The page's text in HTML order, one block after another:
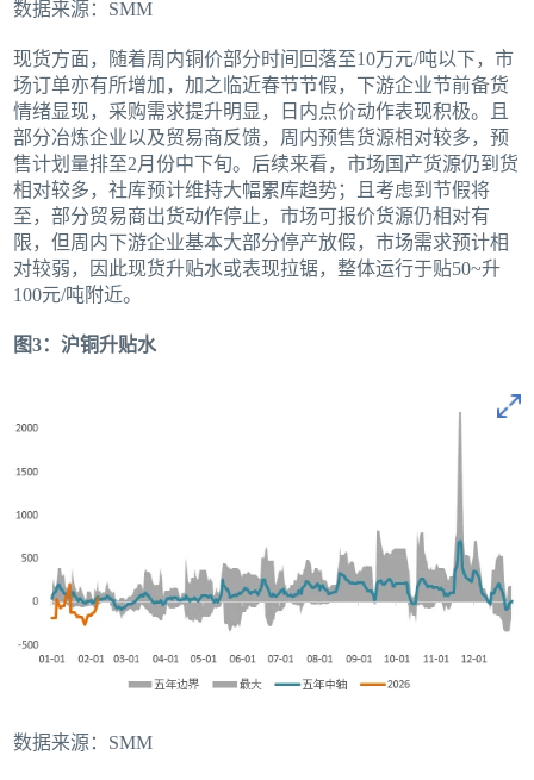
数据来源：SMM
现货方面，随着周内铜价部分时间回落至10万元/吨以下，市
场订单亦有所增加，加之临近春节节假，下游企业节前备货
情绪显现，采购需求提升明显，日内点价动作表现积极。且
部分冶炼企业以及贸易商反馈，周内预售货源相对较多，预
售计划量排至2月份中下旬。后续来看，市场国产货源仍到货
相对较多，社库预计维持大幅累库趋势；且考虑到节假将
至，部分贸易商出货动作停止，市场可报价货源仍相对有
限，但周内下游企业基本大部分停产放假，市场需求预计相
对较弱，因此现货升贴水或表现拉锯，整体运行于贴50~升
100元/吨附近。
图3：沪铜升贴水
数据来源：SMM